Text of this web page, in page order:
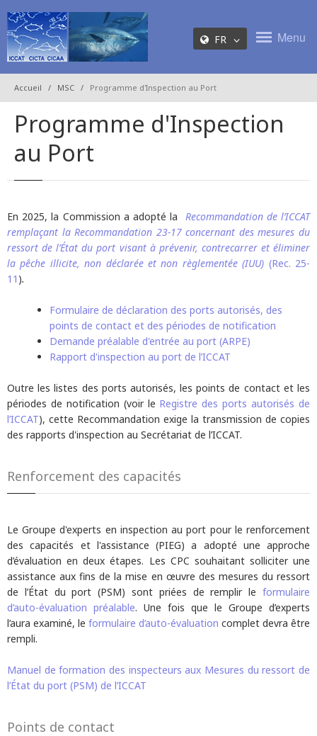
FR Menu
Accueil MSC Programme d'Inspection au Port
Programme d'Inspection
au Port
En 2025, la Commission a adopté la
Recommandation de l’ICCAT
remplaçant la Recommandation 23-17 concernant des mesures du
ressort de l’État du port visant à prévenir, contrecarrer et éliminer
la pêche illicite, non déclarée et non règlementée (IUU) (Rec. 25-
11 ).
Formulaire de déclaration des ports autorisés, des
points de contact et des périodes de notification
Demande préalable d'entrée au port (ARPE)
Rapport d'inspection au port de l’ICCAT
Outre les listes des ports autorisés, les points de contact et les
périodes de notification (voir le Registre des ports autorisés de
l’ICCAT), cette Recommandation exige la transmission de copies
des rapports d'inspection au Secrétariat de l’ICCAT.
Renforcement des capacités
Le Groupe d'experts en inspection au port pour le renforcement
des capacités et l'assistance (PIEG) a adopté une approche
d’évaluation en deux étapes. Les CPC souhaitant solliciter une
assistance aux fins de la mise en œuvre des mesures du ressort
de l’État du port (PSM) sont priées de remplir le formulaire
d’auto-évaluation préalable. Une fois que le Groupe d’experts
l’aura examiné, le formulaire d’auto-évaluation complet devra être
rempli.
Manuel de formation des inspecteurs aux Mesures du ressort de
l’État du port (PSM) de l’ICCAT
Points de contact